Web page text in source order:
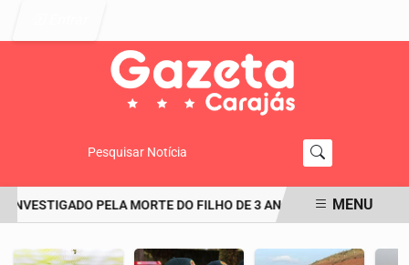
Pesquisar Notícia
PELA MORTE DO FILHO DE 3 ANOS TERIA CONSEGUIDO
MENU